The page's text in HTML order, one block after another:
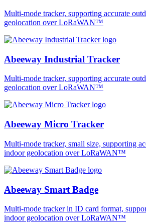
Multi-mode tracker, supporting accurate
geolocation over LoRaWAN™
Abeeway Industrial Tracker
Multi-mode tracker, supporting accurate
geolocation over LoRaWAN™
Abeeway Micro Tracker
Multi-mode tracker, small size, supporting
indoor geolocation over LoRaWAN™
Abeeway Smart Badge
Multi-mode tracker in ID card format,
indoor geolocation over LoRaWAN™